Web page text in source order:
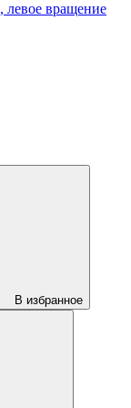
вращение
В избранное